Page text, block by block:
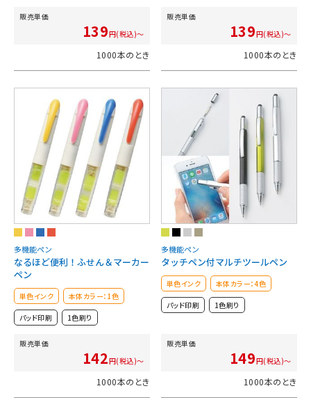
販売単価
139円(税込)～
1000本のとき
販売単価
139円(税込)～
1000本のとき
多機能ペン
なるほど便利！ふせん＆マーカー
ペン
単色インク 本体カラー：1色
パッド印刷 1色刷り
販売単価
142円(税込)～
1000本のとき
多機能ペン
タッチペン付マルチツールペン
単色インク 本体カラー：4色
パッド印刷 1色刷り
販売単価
149円(税込)～
1000本のとき